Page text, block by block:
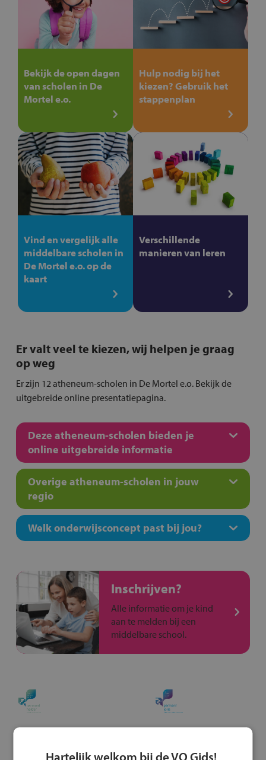
Bekijk de open dagen
van scholen in De
Mortel e.o.
Hulp nodig bij het
kiezen? Gebruik het
stappenplan
Vind en vergelijk alle
middelbare scholen in
De Mortel e.o. op de
kaart
Verschillende
manieren van leren
Er valt veel te kiezen, wij helpen je graag
op weg
Er zijn 12 atheneum-scholen in De Mortel e.o. Bekijk de
uitgebreide online presentatiepagina.
Deze atheneum-scholen bieden je
online uitgebreide informatie
Overige atheneum-scholen in jouw
regio
Welk onderwijsconcept past bij jou?
Inschrijven?
Alle informatie om je kind
aan te melden bij een
middelbare school.
Hartelijk welkom bij de VO Gids!